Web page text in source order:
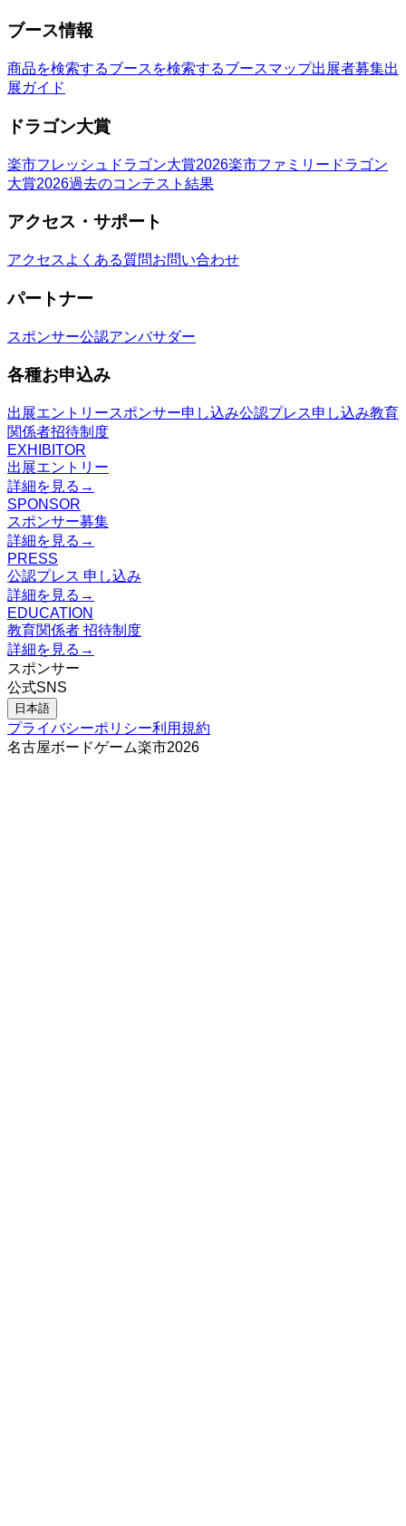
ブース情報
商品を検索するブースを検索するブースマップ出展者募集出
展ガイド
ドラゴン大賞
楽市フレッシュドラゴン大賞2026楽市ファミリードラゴン
大賞2026過去のコンテスト結果
アクセス・サポート
アクセス よくある質問お問い合わせ
パートナー
スポンサー公認アンバサダー
各種お申込み
出展エントリースポンサー申し込み公認プレス申し込み教育
関係者招待制度
EXHIBITOR
出展エントリー
詳細を見る →
SPONSOR
スポンサー募集
詳細を見る →
PRESS
公認プレス 申し込み
詳細を見る →
EDUCATION
教育関係者 招待制度
詳細を見る →
スポンサー
公式SNS
日本語
プライバシーポリシー利用規約
名古屋ボードゲーム楽市2026